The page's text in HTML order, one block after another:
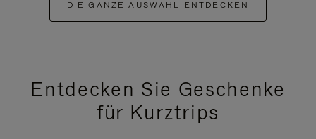
DIE GANZE AUSWAHL ENTDECKEN
Entdecken Sie Geschenke
für Kurztrips